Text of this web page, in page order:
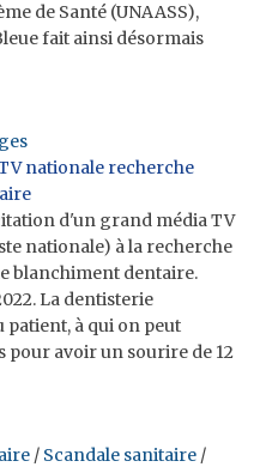
de Santé (UNAASS),
fait ainsi désormais
nationale recherche
d'un grand média TV
nationale) à la recherche
blanchiment dentaire.
La dentisterie
patient, à qui on peut
avoir un sourire de 12
/ Scandale sanitaire /